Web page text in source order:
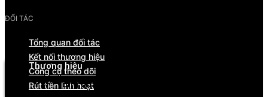
Menu
Thương hiệu
Tổng quan
ĐỐI TÁC
Tổng quan đối tác
Kết nối thương hiệu
Công cụ theo dõi
Rút tiền linh hoạt